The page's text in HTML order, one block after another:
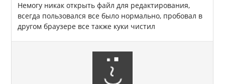
Немогу никак открыть файл для редактирования,
всегда пользовался все было нормально, пробовал в
другом браузере все также куки чистил